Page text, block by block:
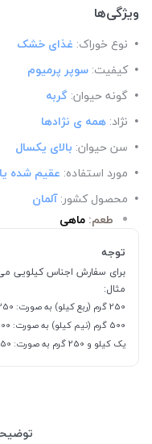
ویژگی‌ها
نوع خوراک: غذای خشک
کیفیت: سوپر پرمیوم
گونه حیوان: گربه
نژاد: همه ی نژادها
سن حیوان: بالای یکسال
مورد استفاده: عقیم شده
محصول کشور: آلمان
طعم: ماهی
توجه
برای سفارش اجناس کیلویی می
مثال:
250 گرم (ربع کیلو) به صورت: 0.250
500 گرم (نیم کیلو) به صورت: 0.500
یک کیلو و 250 گرم به صورت: 1.250